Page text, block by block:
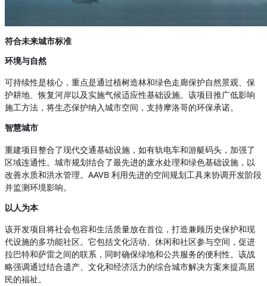
符合未来城市标准
环境与自然
可持续性是核心，重点是通过植树造林和绿色走廊保护自然景观、保
护耕地、恢复河岸以及实施气候适应性基础设施。该项目推广低影响
施工方法，将生态保护纳入城市空间，支持摩洛哥的环保承诺。
智慧城市
重建项目整合了现代交通基础设施，如有轨电车和游艇码头，加强了
区域连通性。城市规划结合了最先进的废水处理和绿色基础设施，以
改善水质和洪水管理。AAVB 利用先进的空间规划工具来协调开发阶段
并监测环境影响。
以人为本
该开发项目将社会包容和生活质量放在首位，打造兼顾历史保护和现
代设施的多功能社区。它包括文化活动、休闲和社区参与空间，促进
拉巴特和萨雷之间的联系，同时确保绿地和公共服务的便利性。该战
略强调通过结合遗产、文化和经济活力的综合城市解决方案来提高居
民的福祉。